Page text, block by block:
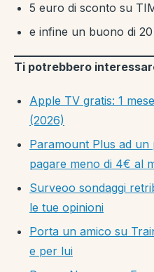
5 euro di sconto su
e infine un buono di
Ti potrebbero
Apple TV gratis: 1
(2026)
Paramount Plus ad
pagare meno di 4€ al
Surveoo sondaggi
le tue opinioni
Porta un amico su
e per lui